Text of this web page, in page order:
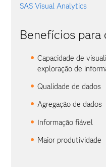
SAS Visual Analytics
Benefícios para
Capacidade de
exploração de
Qualidade de dados
Agregação de dados
Informação fiável
Maior produtividade